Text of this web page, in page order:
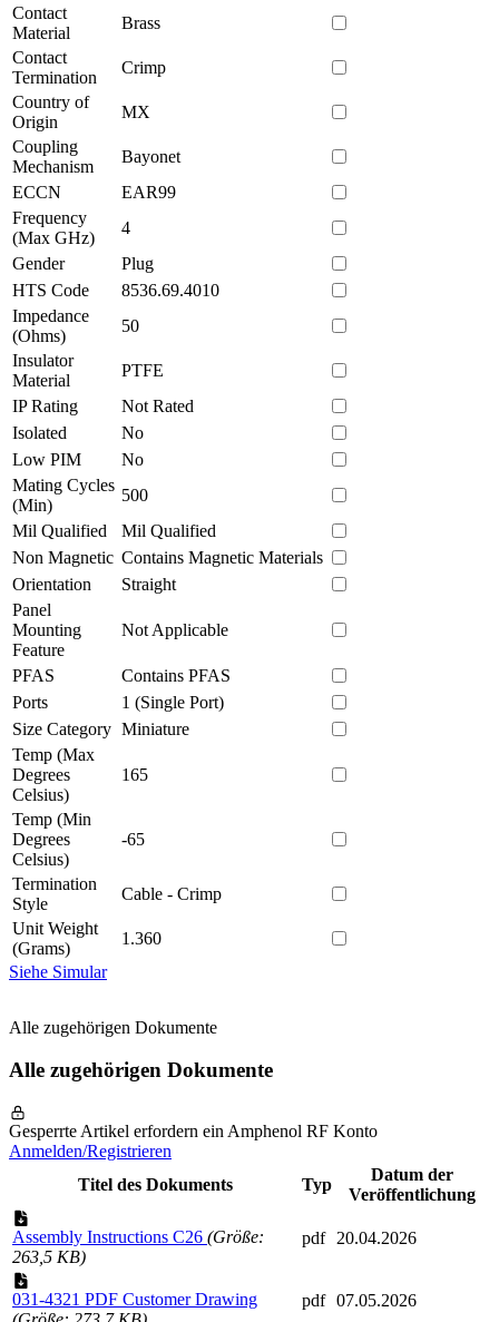
Contact
Material
Brass
Contact
Termination
Crimp
Country of
Origin
MX
Coupling
Mechanism
Bayonet
ECCN
EAR99
Frequency
(Max GHz)
4
Gender
Plug
HTS Code
8536.69.4010
Impedance
(Ohms)
50
Insulator
Material
PTFE
IP Rating
Not Rated
Isolated
No
Low PIM
No
Mating Cycles
(Min)
500
Mil Qualified
Mil Qualified
Non Magnetic Contains Magnetic Materials
Orientation
Straight
Panel
Mounting
Feature
Not Applicable
PFAS
Contains PFAS
Ports
1 (Single Port)
Size Category Miniature
Temp (Max
Degrees
Celsius)
165
Temp (Min
Degrees
Celsius)
-65
Termination
Style
Cable - Crimp
Unit Weight
(Grams)
1.360
Siehe Simular
Alle zugehörigen Dokumente
Alle zugehörigen Dokumente
Gesperrte Artikel erfordern ein Amphenol RF Konto
Anmelden/Registrieren
Titel des Dokuments
Typ
Datum der
Veröffentlichung
Assembly Instructions C26 (Größe:
263,5 KB)
pdf 20.04.2026
031-4321 PDF Customer Drawing
pdf 07.05.2026